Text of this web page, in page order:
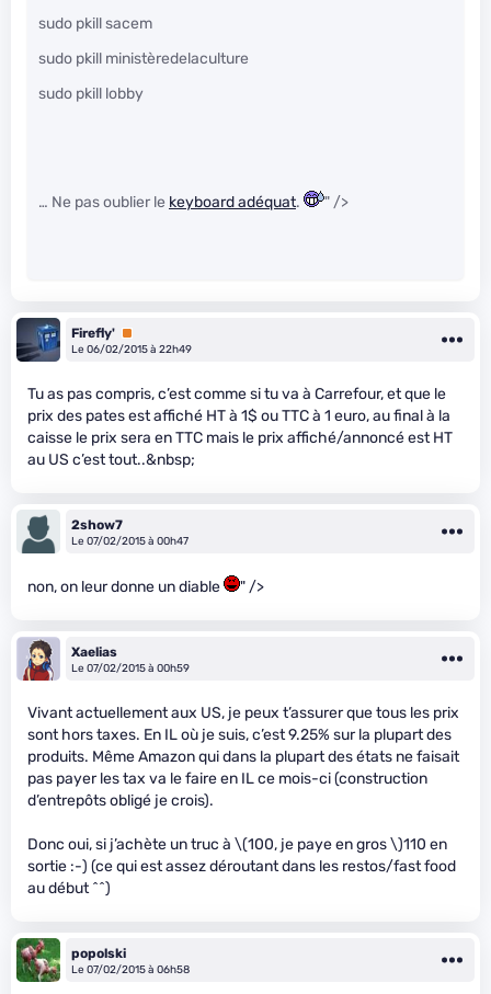
sudo pkill sacem
sudo pkill ministèredelaculture
sudo pkill lobby
… Ne pas oublier le keyboard adéquat. " />
Firefly' Premium
Le 06/02/2015 à 22h49
Tu as pas compris, c’est comme si tu va à Carrefour, et que le
prix des pates est affiché HT à 1$ ou TTC à 1 euro, au final à la
caisse le prix sera en TTC mais le prix affiché/annoncé est HT
au US c’est tout..&nbsp;
2show7
Le 07/02/2015 à 00h47
non, on leur donne un diable " />
Xaelias
Le 07/02/2015 à 00h59
Vivant actuellement aux US, je peux t’assurer que tous les prix
sont hors taxes. En IL où je suis, c’est 9.25% sur la plupart des
produits. Même Amazon qui dans la plupart des états ne faisait
pas payer les tax va le faire en IL ce mois-ci (construction
d’entrepôts obligé je crois).
Donc oui, si j’achète un truc à \(100, je paye en gros \)110 en
sortie :-) (ce qui est assez déroutant dans les restos/fast food
au début ^^)
popolski
Le 07/02/2015 à 06h58